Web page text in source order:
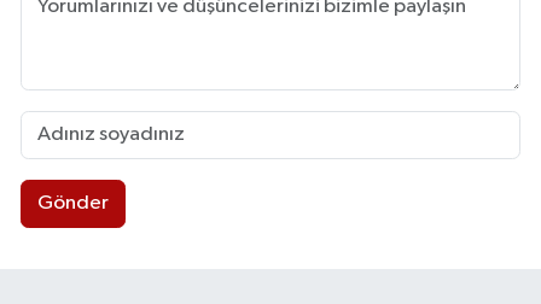
Gönder